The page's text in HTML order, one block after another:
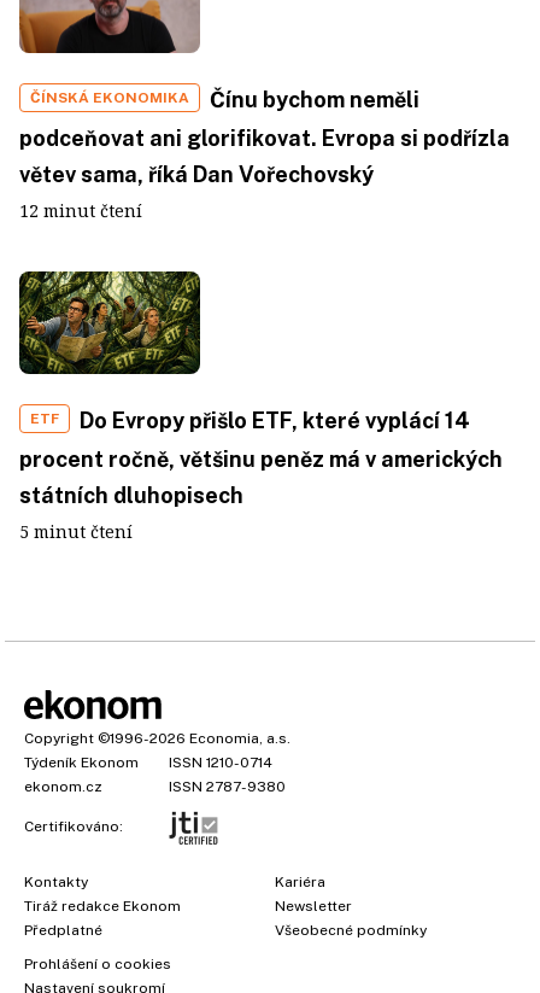
ČÍNSKÁ EKONOMIKA
Čínu bychom neměli
podceňovat ani glorifikovat. Evropa si podřízla
větev sama, říká Dan Vořechovský
12 minut čtení
ETF
Do Evropy přišlo ETF, které vyplácí 14
procent ročně, většinu peněz má v amerických
státních dluhopisech
5 minut čtení
Copyright ©1996-2026 Economia, a.s.
Týdeník Ekonom
ISSN 1210-0714
ekonom.cz
ISSN 2787-9380
Certifikováno:
Kontakty
Tiráž redakce Ekonom
Předplatné
Kariéra
Newsletter
Všeobecné podmínky
Prohlášení o cookies
Nastavení soukromí